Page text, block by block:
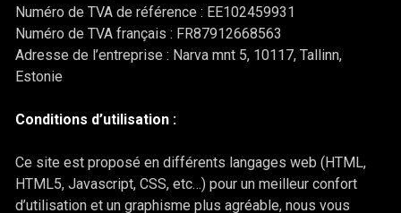
Numéro de TVA de référence : EE102459931
Numéro de TVA français : FR87912668563
Adresse de l’entreprise : Narva mnt 5, 10117, Tallinn,
Estonie
Conditions d’utilisation :
Ce site est proposé en différents langages web (HTML,
HTML5, Javascript, CSS, etc…) pour un meilleur confort
d’utilisation et un graphisme plus agréable, nous vous